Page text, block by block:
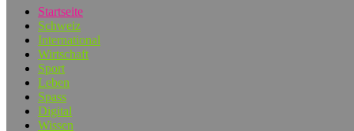
Startseite
Schweiz
International
Wirtschaft
Sport
Leben
Spass
Digital
Wissen